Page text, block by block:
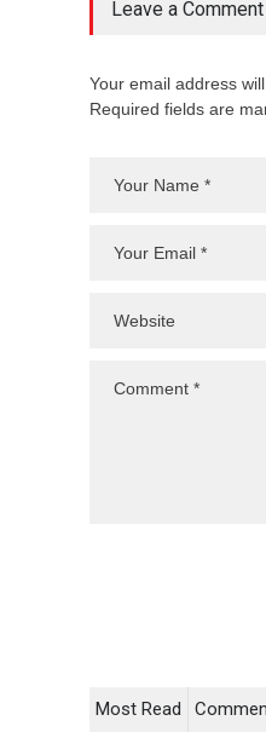
Leave a Comment
Your email address
Required fields are
Most Read